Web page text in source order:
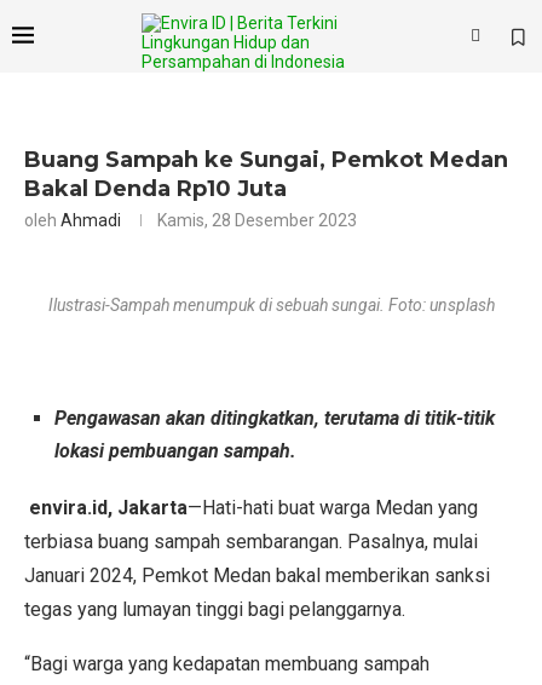
Buang Sampah ke Sungai, Pemkot Medan
Bakal Denda Rp10 Juta
oleh Ahmadi Kamis, 28 Desember 2023
Ilustrasi-Sampah menumpuk di sebuah sungai. Foto: unsplash
Pengawasan akan ditingkatkan, terutama di titik-titik
lokasi pembuangan sampah.
envira.id, Jakarta—Hati-hati buat warga Medan yang
terbiasa buang sampah sembarangan. Pasalnya, mulai
Januari 2024, Pemkot Medan bakal memberikan sanksi
tegas yang lumayan tinggi bagi pelanggarnya.
“Bagi warga yang kedapatan membuang sampah